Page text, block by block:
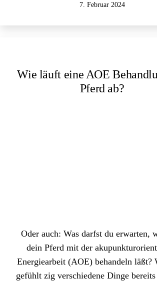
Rückblick
Januar
Veröffentlicht
7. Februar 2024
Wie läuft eine AOE
Pferd ab?
Oder auch: Was darfst du erwarten,
dein Pferd mit der
Energiearbeit (AOE) behandeln läßt?
gefühlt zig verschiedene Dinge